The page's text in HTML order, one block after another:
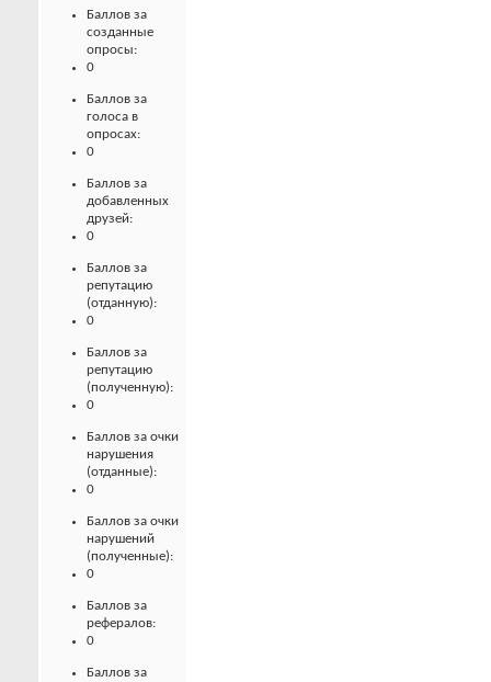
Баллов за
созданные
опросы:
0
Баллов за
голоса в
опросах:
0
Баллов за
добавленных
друзей:
0
Баллов за
репутацию
(отданную):
0
Баллов за
репутацию
(полученную):
0
Баллов за очки
нарушения
(отданные):
0
Баллов за очки
нарушений
(полученные):
0
Баллов за
рефералов:
0
Баллов за